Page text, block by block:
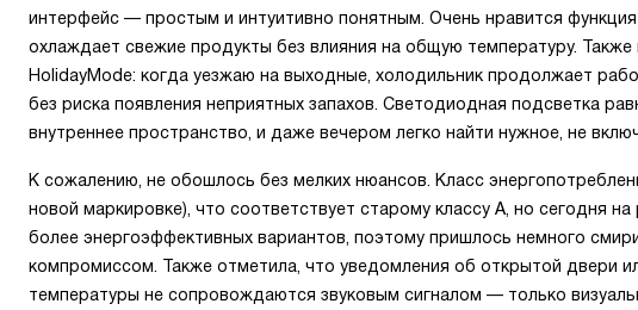
интерфейс — простым и интуитивно понятным. Очень нравится
охлаждает свежие продукты без влияния на общую температуру.
HolidayMode: когда уезжаю на выходные, холодильник продолжает
без риска появления неприятных запахов. Светодиодная подсветка
внутреннее пространство, и даже вечером легко найти нужное, не
К сожалению, не обошлось без мелких нюансов. Класс
новой маркировке), что соответствует старому классу A, но сегодня
более энергоэффективных вариантов, поэтому пришлось немного
компромиссом. Также отметила, что уведомления об открытой двери
температуры не сопровождаются звуковым сигналом — только